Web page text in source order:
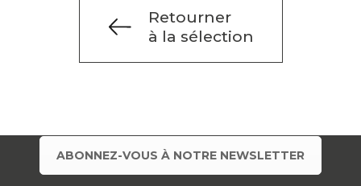
Retourner
à la sélection
ABONNEZ-VOUS À NOTRE NEWSLETTER